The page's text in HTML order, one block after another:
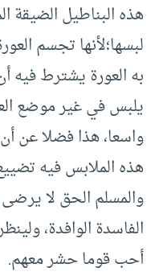
هذه البناطيل الضيقة
لبسها؛لأنها تجسم
به العورة يشترط فيه
يلبس في غير موضع
واسعا، هذا فضلا عن
هذه الملابس فيه
والمسلم الحق لا يرضى
الفاسدة الوافدة،
أحب قوما حشر معهم.